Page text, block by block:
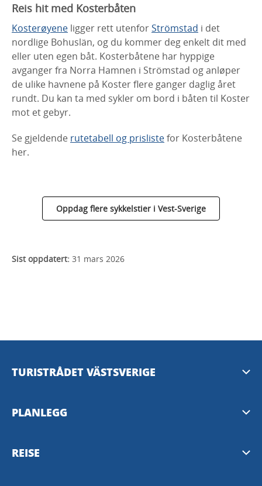
Reis hit med Kosterbåten
Kosterøyene ligger rett utenforStrömstad i det
nordlige Bohuslän, og du kommer deg enkelt dit med
eller uten egen båt. Kosterbåtene har hyppige
avganger fra Norra Hamnen i Strömstad og anløper
de ulike havnene på Koster flere ganger daglig året
rundt. Du kan ta med sykler om bord i båten til Koster
mot et gebyr.
Se gjeldende rutetabell og prislistefor Kosterbåtene
her.
Oppdag flere sykkelstier i Vest-Sverige
Sist oppdatert: 31 mars 2026
TURISTRÅDET VÄSTSVERIGE
Mediabank
PLANLEGG
Nyhetsbrev fra Vest-Sverige
REISE